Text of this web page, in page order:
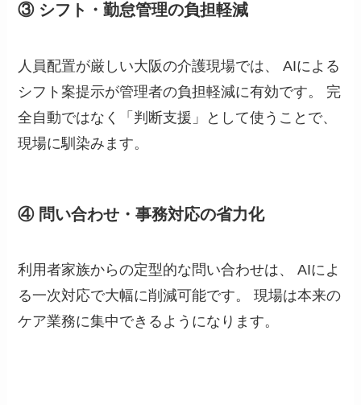
③ シフト・勤怠管理の負担軽減
人員配置が厳しい大阪の介護現場では、 AIによる
シフト案提示が管理者の負担軽減に有効です。 完
全自動ではなく「判断支援」として使うことで、
現場に馴染みます。
④ 問い合わせ・事務対応の省力化
利用者家族からの定型的な問い合わせは、 AIによ
る一次対応で大幅に削減可能です。 現場は本来の
ケア業務に集中できるようになります。